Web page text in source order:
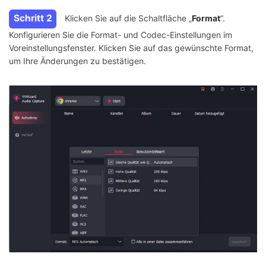
Schritt 2 Klicken Sie auf die Schaltfläche „Format“.
Konfigurieren Sie die Format- und Codec-Einstellungen im
Voreinstellungsfenster. Klicken Sie auf das gewünschte Format,
um Ihre Änderungen zu bestätigen.